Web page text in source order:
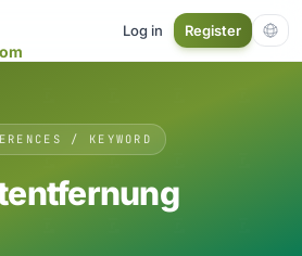
Log in Register
/ KEYWORD